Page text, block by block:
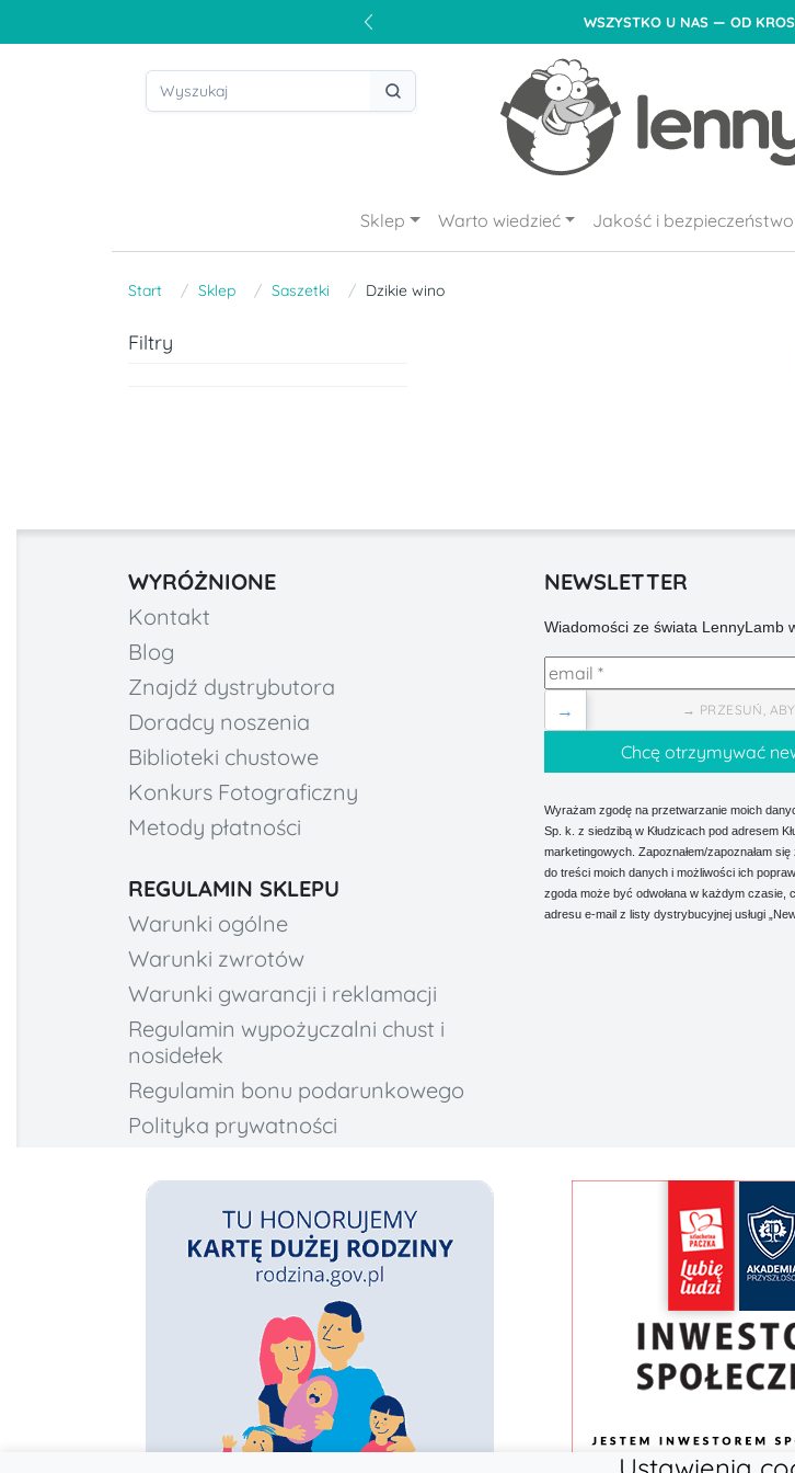
WSZYSTKO U NAS — OD
Sklep Warto wiedzieć Jakość i bezpieczeństwo
Start Sklep Saszetki Dzikie wino
Filtry
WYRÓŻNIONE
Kontakt
Blog
Znajdź dystrybutora
Doradcy noszenia
Biblioteki chustowe
Konkurs Fotograficzny
Metody płatności
REGULAMIN SKLEPU
Warunki ogólne
Warunki zwrotów
Warunki gwarancji i reklamacji
Regulamin wypożyczalni chust i
nosidełek
Regulamin bonu podarunkowego
Polityka prywatności
NEWSLETTER
Wiadomości ze świata LennyLamb
→ PRZESUŃ,
→
Wyrażam zgodę na przetwarzanie moich
Sp. k. z siedzibą w Kłudzicach pod adresem
marketingowych. Zapoznałem/zapoznałam
do treści moich danych i możliwości ich
zgoda może być odwołana w każdym czasie,
adresu e-mail z listy dystrybucyjnej usługi